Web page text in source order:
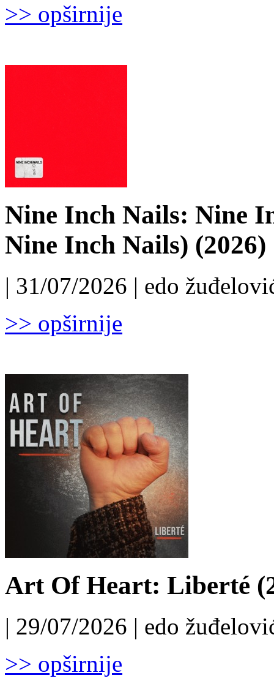
>> opširnije
Nine Inch Nails: Nine
Nine Inch Nails) (2026)
| 31/07/2026 | edo
>> opširnije
Art Of Heart: Liberté
| 29/07/2026 | edo
>> opširnije